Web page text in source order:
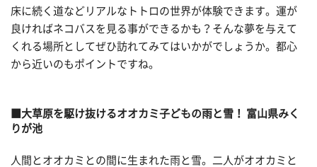
床に続く道などリアルなトトロの世界が体験できます。運が
良ければネコバスを見る事ができるかも？そんな夢を与えて
くれる場所としてぜひ訪れてみてはいかがでしょうか。都心
から近いのもポイントですね。
■大草原を駆け抜けるオオカミ子どもの雨と雪！ 富山県みく
りが池
人間とオオカミとの間に生まれた雨と雪。二人がオオカミと